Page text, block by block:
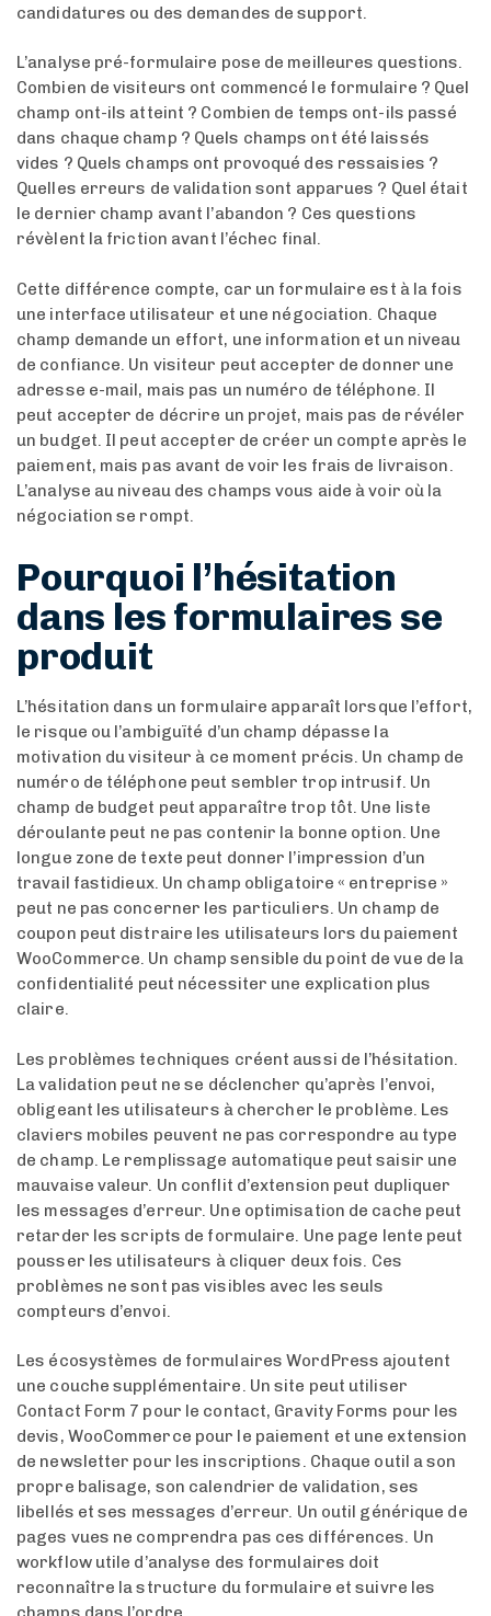
candidatures ou des demandes de support.
L’analyse pré-formulaire pose de meilleures questions.
Combien de visiteurs ont commencé le formulaire ? Quel
champ ont-ils atteint ? Combien de temps ont-ils passé
dans chaque champ ? Quels champs ont été laissés
vides ? Quels champs ont provoqué des ressaisies ?
Quelles erreurs de validation sont apparues ? Quel était
le dernier champ avant l’abandon ? Ces questions
révèlent la friction avant l’échec final.
Cette différence compte, car un formulaire est à la fois
une interface utilisateur et une négociation. Chaque
champ demande un effort, une information et un niveau
de confiance. Un visiteur peut accepter de donner une
adresse e-mail, mais pas un numéro de téléphone. Il
peut accepter de décrire un projet, mais pas de révéler
un budget. Il peut accepter de créer un compte après le
paiement, mais pas avant de voir les frais de livraison.
L’analyse au niveau des champs vous aide à voir où la
négociation se rompt.
Pourquoi l’hésitation
dans les formulaires se
produit
L’hésitation dans un formulaire apparaît lorsque l’effort,
le risque ou l’ambiguïté d’un champ dépasse la
motivation du visiteur à ce moment précis. Un champ de
numéro de téléphone peut sembler trop intrusif. Un
champ de budget peut apparaître trop tôt. Une liste
déroulante peut ne pas contenir la bonne option. Une
longue zone de texte peut donner l’impression d’un
travail fastidieux. Un champ obligatoire « entreprise »
peut ne pas concerner les particuliers. Un champ de
coupon peut distraire les utilisateurs lors du paiement
WooCommerce. Un champ sensible du point de vue de la
confidentialité peut nécessiter une explication plus
claire.
Les problèmes techniques créent aussi de l’hésitation.
La validation peut ne se déclencher qu’après l’envoi,
obligeant les utilisateurs à chercher le problème. Les
claviers mobiles peuvent ne pas correspondre au type
de champ. Le remplissage automatique peut saisir une
mauvaise valeur. Un conflit d’extension peut dupliquer
les messages d’erreur. Une optimisation de cache peut
retarder les scripts de formulaire. Une page lente peut
pousser les utilisateurs à cliquer deux fois. Ces
problèmes ne sont pas visibles avec les seuls
compteurs d’envoi.
Les écosystèmes de formulaires WordPress ajoutent
une couche supplémentaire. Un site peut utiliser
Contact Form 7 pour le contact, Gravity Forms pour les
devis, WooCommerce pour le paiement et une extension
de newsletter pour les inscriptions. Chaque outil a son
propre balisage, son calendrier de validation, ses
libellés et ses messages d’erreur. Un outil générique de
pages vues ne comprendra pas ces différences. Un
workflow utile d’analyse des formulaires doit
reconnaître la structure du formulaire et suivre les